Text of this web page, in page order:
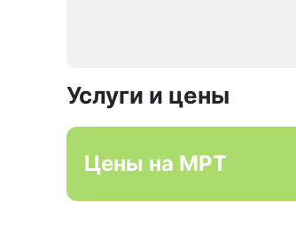
Услуги и цены
Цены на МРТ